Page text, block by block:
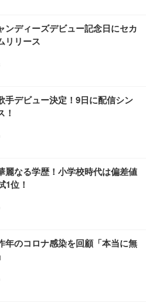
ンディーズデビュー記念日にセカ
リリース
手デビュー決定！9日に配信シン
！
麗なる学歴！小学校時代は偏差値
1位！
年のコロナ感染を回顧「本当に無